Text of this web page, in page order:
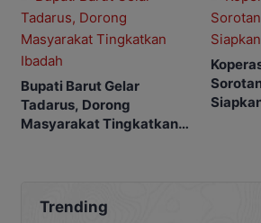
Bupati Barut Gelar
Tadarus, Dorong
Masyarakat Tingkatkan
Trending